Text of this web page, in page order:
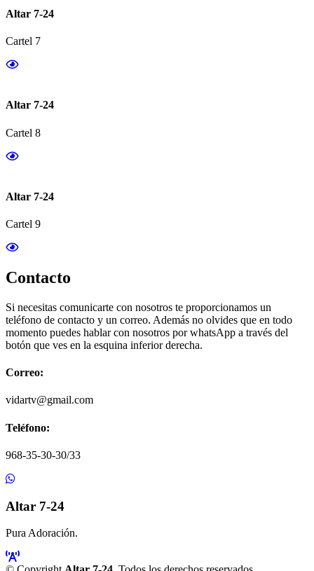
Altar 7-24
Cartel 7
Altar 7-24
Cartel 8
Altar 7-24
Cartel 9
Contacto
Si necesitas comunicarte con nosotros te proporcionamos un
teléfono de contacto y un correo. Además no olvides que en todo
momento puedes hablar con nosotros por whatsApp a través del
botón que ves en la esquina inferior derecha.
Correo:
vidartv@gmail.com
Teléfono:
968-35-30-30/33
Altar 7-24
Pura Adoración.